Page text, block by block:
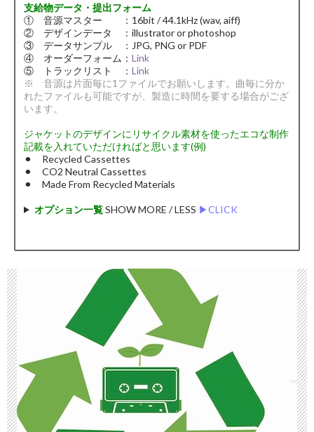
支給物データ・提出フォーム
① 音源マスター ：16bit / 44.1kHz (wav, aiff)
② デザインデータ ：illustrator or photoshop
③ データサンプル ：JPG, PNG or PDF
④ オーダーフォーム： Link
⑤ トラックリスト ： Link
※ 音源は片面毎に1ファイルでお願いします。曲毎に分か
れたファイルも可能ですが、製造に時間を要する場合がござ
います。
ジャケットのデザインにリサイクル素材を使ったエコな制作
記載を入れていただければと思います(例)
⚫︎ Recycled Cassettes
⚫︎ CO2 Neutral Cassettes
⚫︎ Made From Recycled Materials
オプション一覧SHOW MORE / LESS ▶︎CLICK